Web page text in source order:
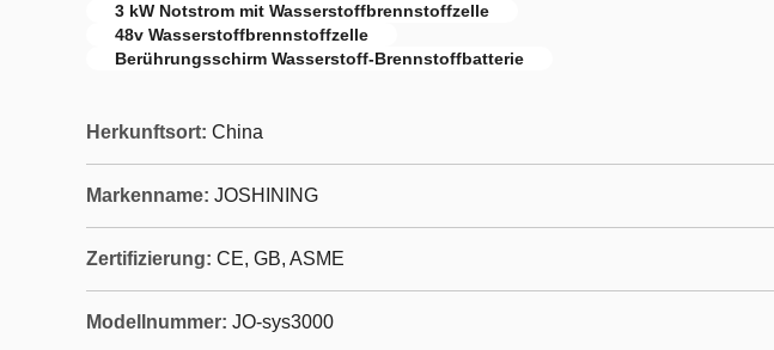
3 kW Notstrom mit Wasserstoffbrennstoffzelle
48v Wasserstoffbrennstoffzelle
Berührungsschirm Wasserstoff-Brennstoffbatterie
Herkunftsort: China
Markenname: JOSHINING
Zertifizierung: CE, GB, ASME
Modellnummer: JO-sys3000